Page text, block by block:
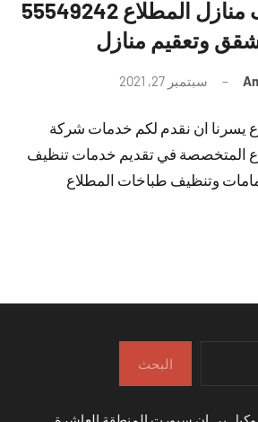
شركات تنظيف منازل المطلاع 55549242
وتعقيم منازل
سبتمبر 27, 2021
تعليقات
يسرنا ان نقدم لكم خدمات شركة
المتخصصة في تقديم خدمات تنظيف
وتنظيف طباخات المطلاع
البحث